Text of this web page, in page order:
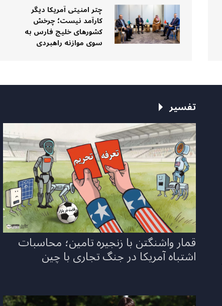
چتر امنیتی آمریکا دیگر
کارآمد نیست؛ چرخش
کشورهای خلیج فارس به
سوی موازنه راهبردی
تفسیر
قمار واشنگتن با زنجیره تامین؛ محاسبات
اشتباه آمریکا در جنگ تجاری با چین